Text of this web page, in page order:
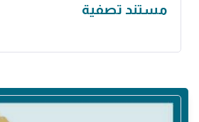
مستند تصفية